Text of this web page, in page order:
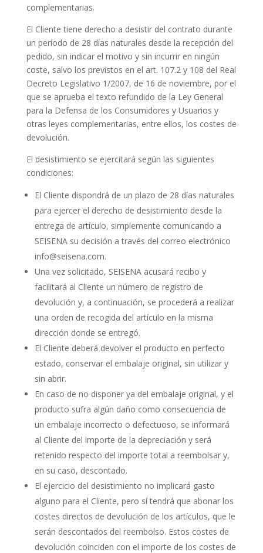
complementarias.
El Cliente tiene derecho a desistir del contrato durante
un período de 28 días naturales desde la recepción del
pedido, sin indicar el motivo y sin incurrir en ningún
coste, salvo los previstos en el art. 107.2 y 108 del Real
Decreto Legislativo 1/2007, de 16 de noviembre, por el
que se aprueba el texto refundido de la Ley General
para la Defensa de los Consumidores y Usuarios y
otras leyes complementarias, entre ellos, los costes de
devolución.
El desistimiento se ejercitará según las siguientes
condiciones:
El Cliente dispondrá de un plazo de 28 días naturales
para ejercer el derecho de desistimiento desde la
entrega de artículo, simplemente comunicando a
SEISENA su decisión a través del correo electrónico
info@seisena.com.
Una vez solicitado, SEISENA acusará recibo y
facilitará al Cliente un número de registro de
devolución y, a continuación, se procederá a realizar
una orden de recogida del artículo en la misma
dirección donde se entregó.
El Cliente deberá devolver el producto en perfecto
estado, conservar el embalaje original, sin utilizar y
sin abrir.
En caso de no disponer ya del embalaje original, y el
producto sufra algún daño como consecuencia de
un embalaje incorrecto o defectuoso, se informará
al Cliente del importe de la depreciación y será
retenido respecto del importe total a reembolsar y,
en su caso, descontado.
El ejercicio del desistimiento no implicará gasto
alguno para el Cliente, pero sí tendrá que abonar los
costes directos de devolución de los artículos, que le
serán descontados del reembolso. Estos costes de
devolución coinciden con el importe de los costes de